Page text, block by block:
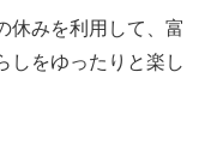
休みを利用して、富
しをゆったりと楽し